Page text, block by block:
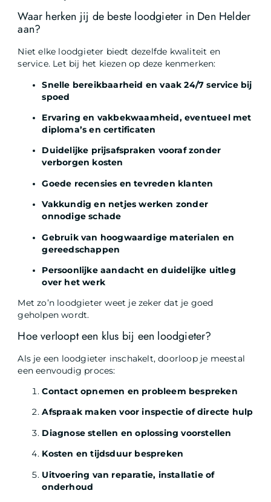
Waar herken jij de beste loodgieter in Den Helder
aan?
Niet elke loodgieter biedt dezelfde kwaliteit en
service. Let bij het kiezen op deze kenmerken:
Snelle bereikbaarheid en vaak 24/7 service bij
spoed
Ervaring en vakbekwaamheid, eventueel met
diploma’s en certificaten
Duidelijke prijsafspraken vooraf zonder
verborgen kosten
Goede recensies en tevreden klanten
Vakkundig en netjes werken zonder
onnodige schade
Gebruik van hoogwaardige materialen en
gereedschappen
Persoonlijke aandacht en duidelijke uitleg
over het werk
Met zo’n loodgieter weet je zeker dat je goed
geholpen wordt.
Hoe verloopt een klus bij een loodgieter?
Als je een loodgieter inschakelt, doorloop je meestal
een eenvoudig proces:
Contact opnemen en probleem bespreken
Afspraak maken voor inspectie of directe hulp
Diagnose stellen en oplossing voorstellen
Kosten en tijdsduur bespreken
Uitvoering van reparatie, installatie of
onderhoud